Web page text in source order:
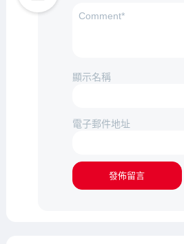
顯示名稱
電子郵件地址